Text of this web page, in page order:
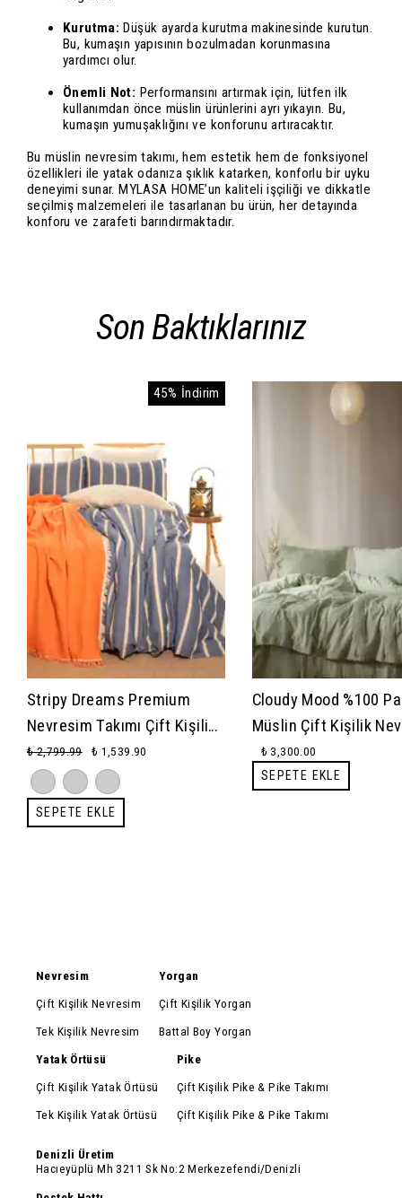
Kurutma: Düşük ayarda kurutma makinesinde kurutun.
Bu, kumaşın yapısının bozulmadan korunmasına
yardımcı olur.
Önemli Not: Performansını artırmak için, lütfen ilk
kullanımdan önce müslin ürünlerini ayrı yıkayın. Bu,
kumaşın yumuşaklığını ve konforunu artıracaktır.
Bu müslin nevresim takımı, hem estetik hem de fonksiyonel
özellikleri ile yatak odanıza şıklık katarken, konforlu bir uyku
deneyimi sunar. MYLASA HOME’un kaliteli işçiliği ve dikkatle
seçilmiş malzemeleri ile tasarlanan bu ürün, her detayında
konforu ve zarafeti barındırmaktadır.
Son Baktıklarınız
45% İndirim
Stripy Dreams Premium
Nevresim Takımı Çift Kişilik |
Nevresim,4 Adet Yastık
Kılıfı,düz Çarşaflı |
₺ 2,799.99 ₺ 1,539.90
SEPETE EKLE
Cloudy Mood %100
Müslin Çift Kişilik
Takımı Seti |
Çarşaf + Yastık Kılıfı
₺ 3,300.00
SEPETE EKLE
Nevresim
Çift Kişilik Nevresim
Tek Kişilik Nevresim
Yorgan
Çift Kişilik Yorgan
Battal Boy Yorgan
Yatak Örtüsü
Çift Kişilik Yatak Örtüsü
Tek Kişilik Yatak Örtüsü
Pike
Çift Kişilik Pike & Pike Takımı
Çift Kişilik Pike & Pike Takımı
Denizli Üretim
Hacıeyüplü Mh 3211 Sk No:2 Merkezefendi/Denizli